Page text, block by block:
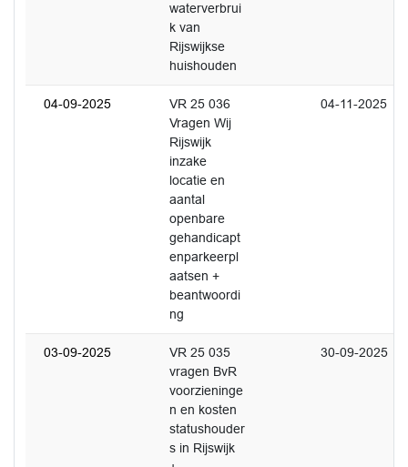
waterverbrui
k van
Rijswijkse
huishouden
04-09-2025
VR 25 036
Vragen Wij
Rijswijk
inzake
locatie en
aantal
openbare
gehandicapt
enparkeerpl
aatsen +
beantwoordi
ng
04-11-2025
03-09-2025
VR 25 035
vragen BvR
voorzieninge
n en kosten
statushouder
s in Rijswijk
30-09-2025